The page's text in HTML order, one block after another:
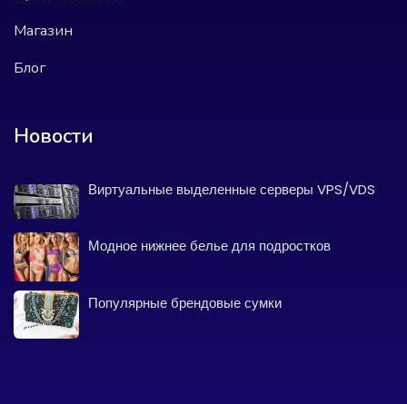
Магазин
Блог
Новости
Виртуальные выделенные серверы VPS/VDS
Модное нижнее белье для подростков
Популярные брендовые сумки